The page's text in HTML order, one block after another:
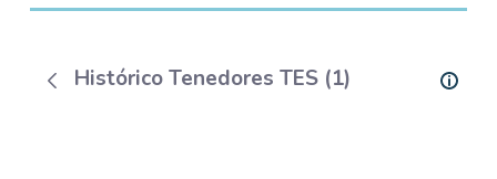
Histórico Tenedores TES (1)